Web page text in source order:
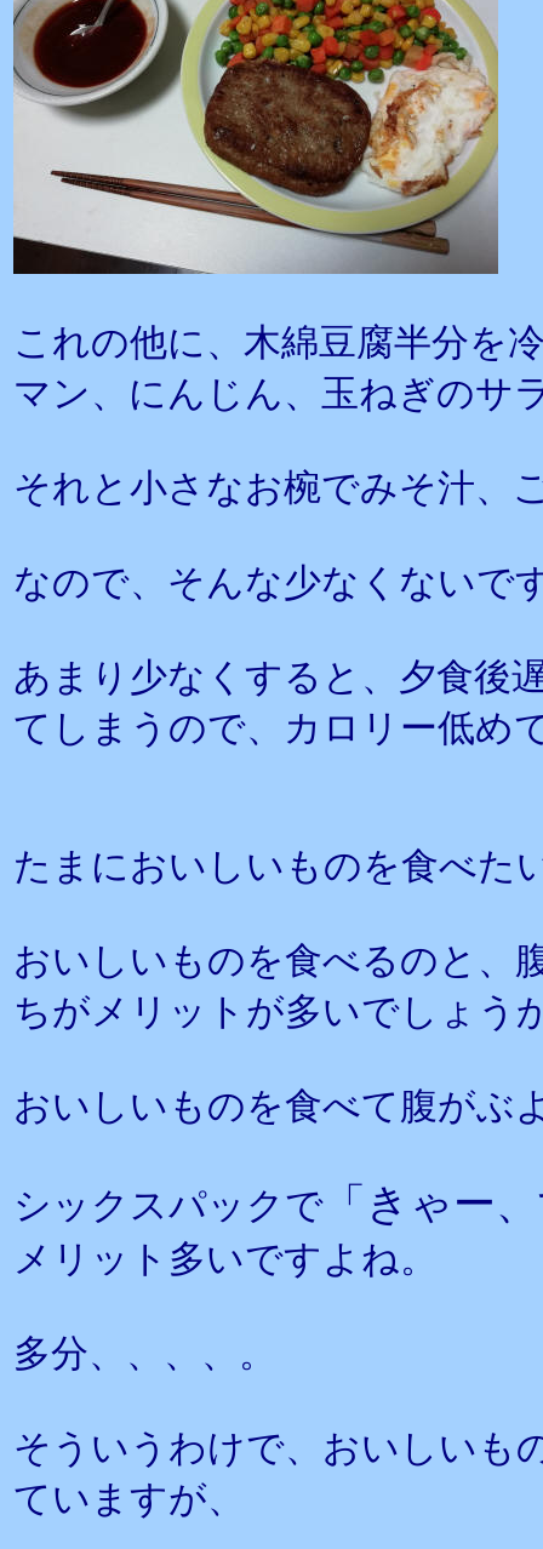
これの他に、木綿豆腐半分を
マン、にんじん、玉ねぎのサ
それと小さなお椀でみそ汁、
なので、そんな少なくないで
あまり少なくすると、夕食後
てしまうので、カロリー低め
たまにおいしいものを食べた
おいしいものを食べるのと、
ちがメリットが多いでしょう
おいしいものを食べて腹がぶ
シックスパックで 「きゃー
メリット多いですよね。
多分、、、、。
そういうわけで、おいしいも
ていますが、